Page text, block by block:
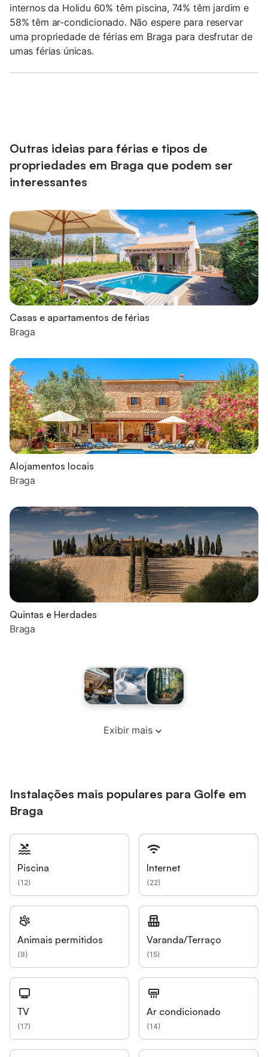
internos da Holidu 60% têm piscina, 74% têm jardim e
58% têm ar-condicionado. Não espere para reservar
uma propriedade de férias em Braga para desfrutar de
umas férias únicas.
Outras ideias para férias e tipos de
propriedades em Braga que podem ser
interessantes
Casas e apartamentos de férias
Braga
Alojamentos locais
Braga
Quintas e Herdades
Braga
Exibir mais
Instalações mais populares para Golfe em
Braga
Piscina
(12)
Internet
(22)
Animais permitidos
(9)
Varanda/Terraço
(15)
TV
(17)
Ar condicionado
(14)